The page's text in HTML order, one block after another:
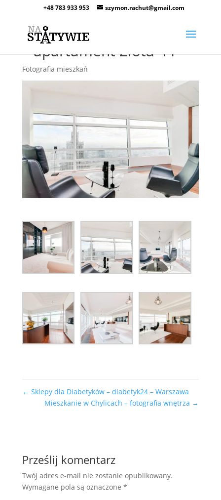
+48 783 933 953 szymon.rachut@gmail.com
Zdjęcia wnętrz Warszawa
– apartament Złota 44
Fotografia mieszkań
← Sklepy dla Diabetyków – diabetyk24 – Warszawa
Mieszkanie w Chylicach – fotografia wnętrza →
Prześlij komentarz
Twój adres e-mail nie zostanie opublikowany.
Wymagane pola są oznaczone *